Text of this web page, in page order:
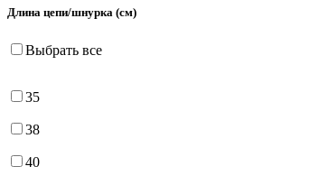
Длина цепи/шнурка (см)
Выбрать все
35
38
40